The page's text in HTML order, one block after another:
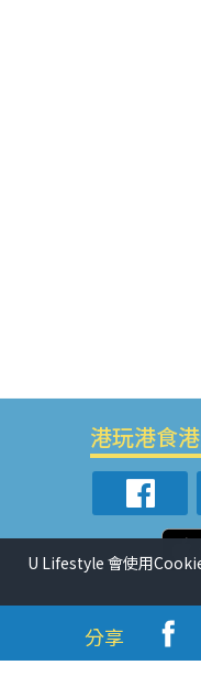
分享
港玩港食
U Lifestyle 會使用